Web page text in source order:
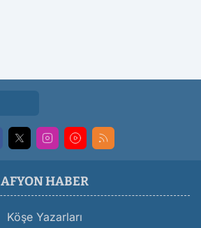
AFYON HABER
Köşe Yazarları